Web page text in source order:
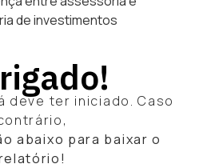
deve ter iniciado. Caso
abaixo para baixar o